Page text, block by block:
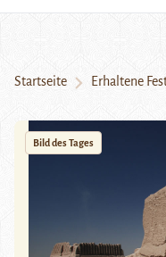
Startseite Erhaltene
Bild des Tages